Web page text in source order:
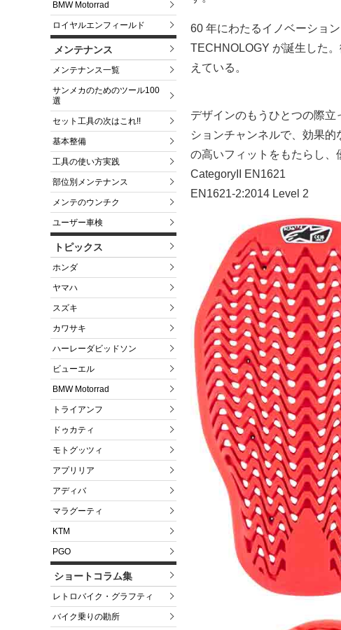
BMW Motorrad
ロイヤルエンフィールド
メンテナンス
メンテナンス一覧
サンメカのためのツール100
選
セット工具の次はこれ!!
基本整備
工具の使い方実践
部位別メンテナンス
メンテのウンチク
ユーザー車検
トピックス
ホンダ
ヤマハ
スズキ
カワサキ
ハーレーダビッドソン
ビューエル
BMW Motorrad
トライアンフ
ドゥカティ
モトグッツィ
アプリリア
アディバ
マラグーティ
KTM
PGO
ショートコラム集
レトロバイク・グラフティ
バイク乗りの勘所
60 年にわたるイノベーショ
TECHNOLOGY が誕生した
えている。
デザインのもうひとつの際
ションチャンネルで、効果
の高いフィットをもたらし、
CategoryII EN1621
EN1621-2:2014 Level 2